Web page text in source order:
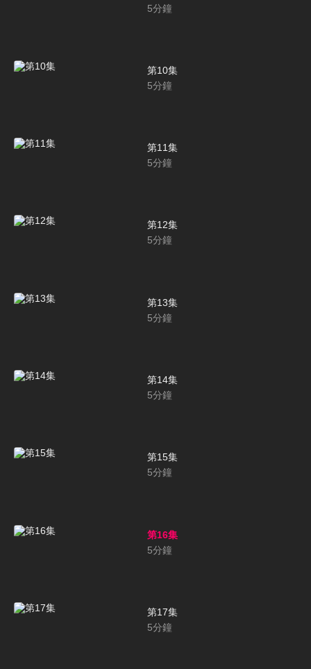
5分鐘
第10集
5分鐘
第11集
5分鐘
第12集
5分鐘
第13集
5分鐘
第14集
5分鐘
第15集
5分鐘
第16集
5分鐘
第17集
5分鐘